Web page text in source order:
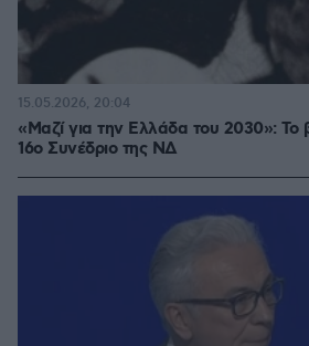
«Μαζί για την Ελλάδα του 2030»: Το
16ο Συνέδριο της ΝΔ
15.05.2026, 20:04